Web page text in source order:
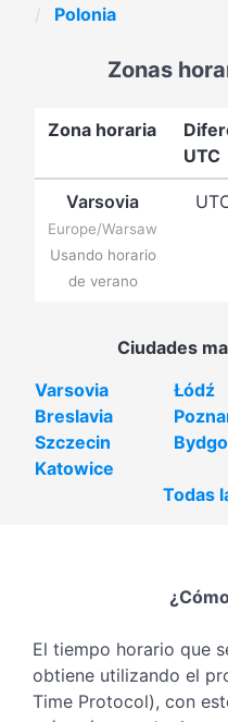
Polonia
Zonas
Zona horaria
UTC
Varsovia
Europe/Warsaw
Usando horario
de verano
Ciudades
Varsovia
Łódź
Breslavia
Szczecin
Katowice
Todas
El tiempo horario que
obtiene utilizando el
Time Protocol), con